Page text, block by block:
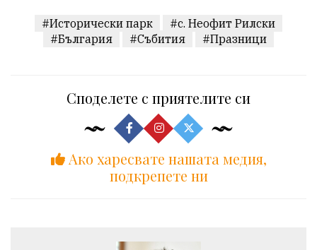
#Исторически парк
#с. Неофит Рилски
#България
#Събития #Празници
Споделете с приятелите си
Ако харесвате нашата медия,
подкрепете ни